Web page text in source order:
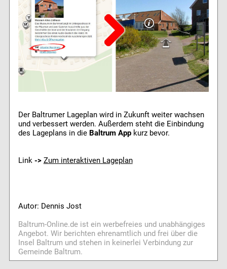
Der Baltrumer Lageplan wird in Zukunft weiter wachsen
und verbessert werden. Außerdem steht die Einbindung
des Lageplans in die Baltrum Appkurz bevor.
Link -> Zum interaktiven Lageplan
Autor: Dennis Jost
Baltrum-Online.de ist ein werbefreies und unabhängiges
Angebot. Wir berichten ehrenamtlich und frei über die
Insel Baltrum und stehen in keinerlei Verbindung zur
Gemeinde Baltrum.